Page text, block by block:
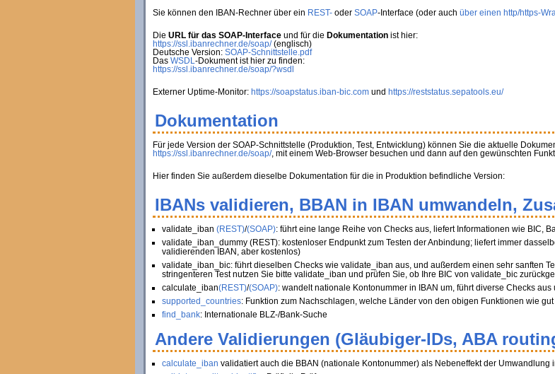
Sie können den IBAN-Rechner über ein REST-oder SOAP-Interface (oder auch über einen http/https-
Die URL für das SOAP-Interfaceund für die Dokumentationist hier:
https://ssl.ibanrechner.de/soap/(englisch)
Deutsche Version: SOAP-Schnittstelle.pdf
Das WSDL-Dokument ist hier zu finden:
https://ssl.ibanrechner.de/soap/?wsdl
Externer Uptime-Monitor: https://soapstatus.iban-bic.comund https://reststatus.sepatools.eu/
Dokumentation
Für jede Version der SOAP-Schnittstelle (Produktion, Test, Entwicklung) können Sie die aktuelle
https://ssl.ibanrechner.de/soap/, mit einem Web-Browser besuchen und dann auf den gewünschten
Hier finden Sie außerdem dieselbe Dokumentation für die in Produktion befindliche Version:
IBANs validieren, BBAN in IBAN umwandeln,
validate_iban (REST)/(SOAP): führt eine lange Reihe von Checks aus, liefert Informationen wie BIC,
validate_iban_dummy (REST): kostenloser Endpunkt zum Testen der Anbindung; liefert immer
validierenden IBAN, aber kostenlos)
validate_iban_bic: führt dieselben Checks wie validate_iban aus, und außerdem einen sehr sanften
stringenteren Test nutzen Sie bitte validate_iban und prüfen Sie, ob Ihre BIC von validate_bic
calculate_iban(REST)/(SOAP): wandelt nationale Kontonummer in IBAN um, führt diverse Checks
supported_countries: Funktion zum Nachschlagen, welche Länder von den obigen Funktionen wie
find_bank: Internationale BLZ-/Bank-Suche
Andere Validierungen (Gläubiger-IDs, ABA
calculate_iban validatiert auch die BBAN (nationale Kontonummer) als Nebeneffekt der Umwandlung